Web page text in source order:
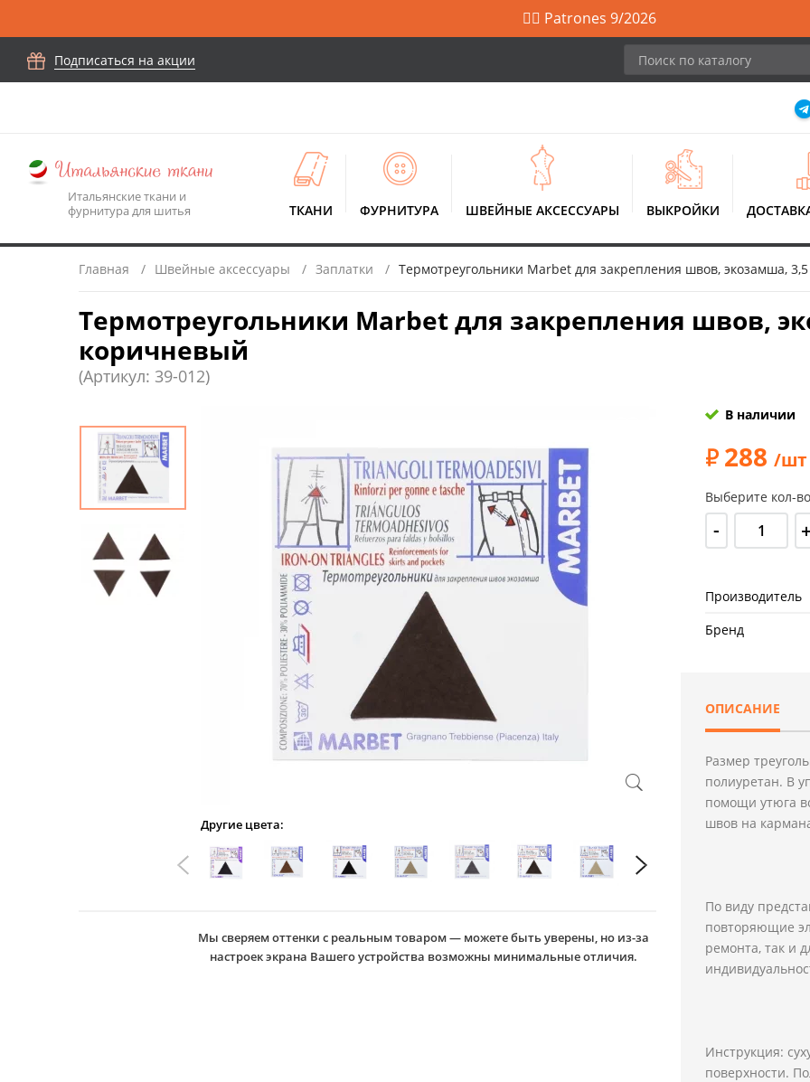
🙋‍♀️ Patrones 9/2026
Подписаться на акции
Итальянские ткани и
фурнитура для шитья
ТКАНИ ФУРНИТУРА ШВЕЙНЫЕ АКСЕССУАРЫ ВЫКРОЙКИ
Главная Швейные аксессуары Заплатки Термотреугольники Marbet для закрепления швов, экозамша,
Термотреугольники Marbet для закрепления швов,
коричневый
(Артикул: 39-012)
Другие цвета:
Мы сверяем оттенки с реальным товаром — можете быть уверены, но из-за
настроек экрана Вашего устройства возможны минимальные отличия.
В наличии
288 /шт
Выберите кол-
- +
Производитель
Бренд
ОПИСАНИЕ
Размер
полиуретан. В
помощи утюга
швов на
По виду
повторяющие
ремонта, так и
Инструкция:
поверхности.